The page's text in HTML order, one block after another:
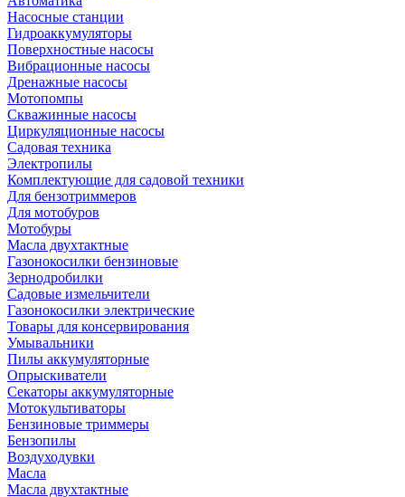
Насосные станции
Гидроаккумуляторы
Поверхностные насосы
Вибрационные насосы
Дренажные насосы
Мотопомпы
Скважинные насосы
Циркуляционные насосы
Садовая техника
Электропилы
Комплектующие для садовой техники
Для бензотриммеров
Для мотобуров
Мотобуры
Масла двухтактные
Газонокосилки бензиновые
Зернодробилки
Садовые измельчители
Газонокосилки электрические
Товары для консервирования
Умывальники
Пилы аккумуляторные
Опрыскиватели
Секаторы аккумуляторные
Мотокультиваторы
Бензиновые триммеры
Бензопилы
Воздуходувки
Масла
Масла двухтактные